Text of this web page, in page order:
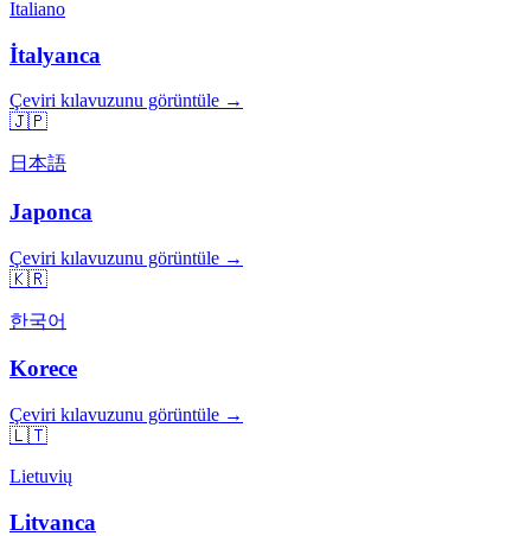
Italiano
İtalyanca
Çeviri kılavuzunu görüntüle →
🇯🇵
日本語
Japonca
Çeviri kılavuzunu görüntüle →
🇰🇷
한국어
Korece
Çeviri kılavuzunu görüntüle →
🇱🇹
Lietuvių
Litvanca